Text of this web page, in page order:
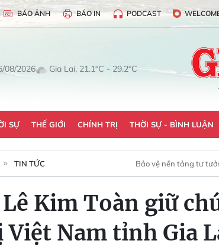
BÁO ẢNH BÁO IN PODCAST
08/2026 Gia Lai, 21.1°C - 29.2°C
SỰ THẾ GIỚI CHÍNH TRỊ THỜI SỰ - BÌNH LUẬN
TIN TỨC Bảo vệ nền tảng tư
Lê Kim Toàn giữ
Việt Nam tỉnh Gia